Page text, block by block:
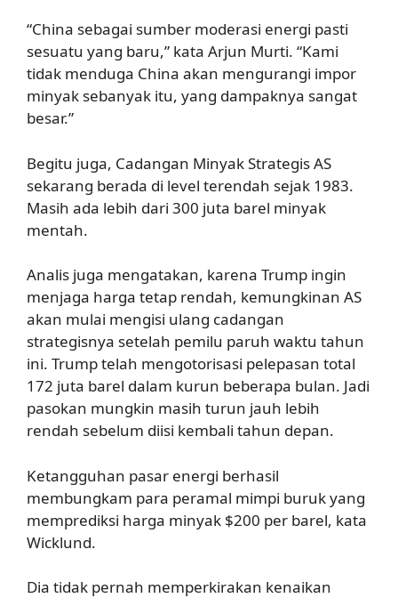
“China sebagai sumber moderasi energi pasti
sesuatu yang baru,” kata Arjun Murti. “Kami
tidak menduga China akan mengurangi impor
minyak sebanyak itu, yang dampaknya sangat
besar.”
Begitu juga, Cadangan Minyak Strategis AS
sekarang berada di level terendah sejak 1983.
Masih ada lebih dari 300 juta barel minyak
mentah.
Analis juga mengatakan, karena Trump ingin
menjaga harga tetap rendah, kemungkinan AS
akan mulai mengisi ulang cadangan
strategisnya setelah pemilu paruh waktu tahun
ini. Trump telah mengotorisasi pelepasan total
172 juta barel dalam kurun beberapa bulan. Jadi
pasokan mungkin masih turun jauh lebih
rendah sebelum diisi kembali tahun depan.
Ketangguhan pasar energi berhasil
membungkam para peramal mimpi buruk yang
memprediksi harga minyak $200 per barel, kata
Wicklund.
Dia tidak pernah memperkirakan kenaikan